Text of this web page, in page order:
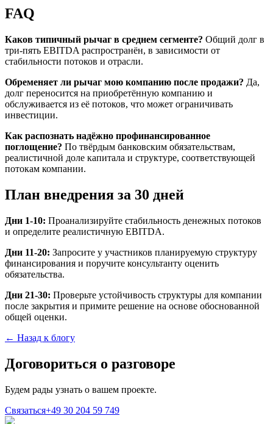
FAQ
Каков типичный рычаг в среднем сегменте? Общий долг в
три-пять EBITDA распространён, в зависимости от
стабильности потоков и отрасли.
Обременяет ли рычаг мою компанию после продажи? Да,
долг переносится на приобретённую компанию и
обслуживается из её потоков, что может ограничивать
инвестиции.
Как распознать надёжно профинансированное
поглощение? По твёрдым банковским обязательствам,
реалистичной доле капитала и структуре, соответствующей
потокам компании.
План внедрения за 30 дней
Дни 1-10: Проанализируйте стабильность денежных потоков
и определите реалистичную EBITDA.
Дни 11-20: Запросите у участников планируемую структуру
финансирования и поручите консультанту оценить
обязательства.
Дни 21-30: Проверьте устойчивость структуры для компании
после закрытия и примите решение на основе обоснованной
общей оценки.
← Назад к блогу
Договориться о разговоре
Будем рады узнать о вашем проекте.
Связаться+49 30 204 59 749